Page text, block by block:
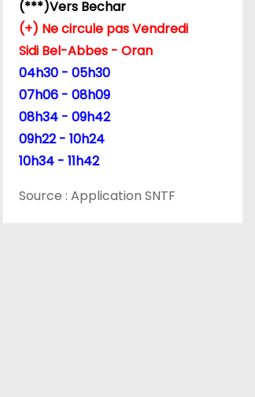
(***)Vers Bechar
(+) Ne circule pas Vendredi
Sidi Bel-Abbes - Oran
04h30 - 05h30
07h06 - 08h09
08h34 - 09h42
09h22 - 10h24
10h34 - 11h42
Source : Application SNTF